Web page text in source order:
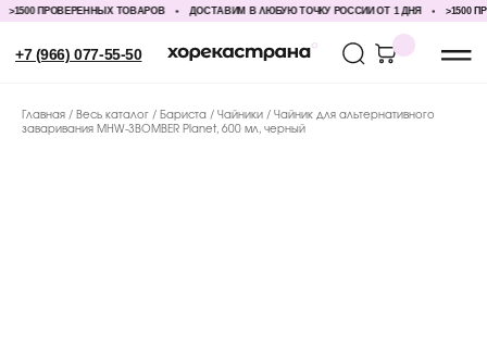
ПРОВЕРЕННЫХ ТОВАРОВ ДОСТАВИМ В ЛЮБУЮ ТОЧКУ РОССИИ ОТ 1 ДНЯ >1500
Главная Весь каталог Бариста Чайники
Чайник для альтернативного
заваривания MHW-3BOMBER Planet, 600 мл, черный